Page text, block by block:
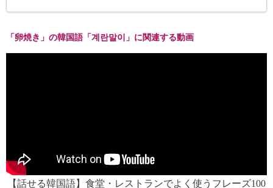
「卵焼き」の韓国語「계란말이」に関連する動画
【話せる韓国語】食堂・レストランでよく使うフレーズ100